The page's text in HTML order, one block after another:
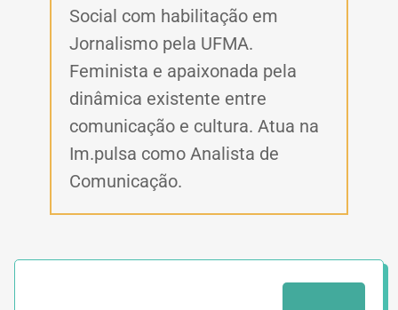
Social com habilitação em
Jornalismo pela UFMA.
Feminista e apaixonada pela
dinâmica existente entre
comunicação e cultura. Atua na
Im.pulsa como Analista de
Comunicação.